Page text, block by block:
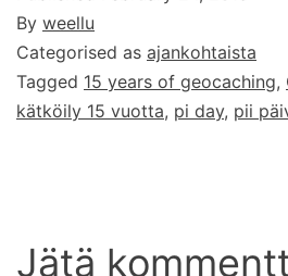
By weellu
Categorised as ajankohtaista
Tagged 15 years of geocaching,
kätköily 15 vuotta, pi day, pii
Jätä